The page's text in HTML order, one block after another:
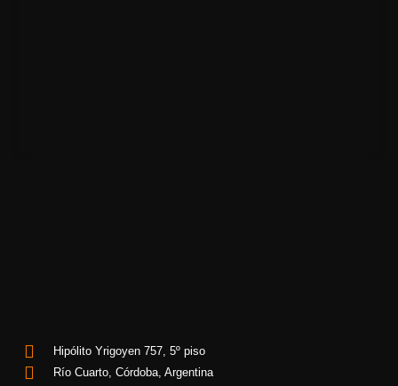
Hipólito Yrigoyen 757, 5º piso
Río Cuarto, Córdoba, Argentina